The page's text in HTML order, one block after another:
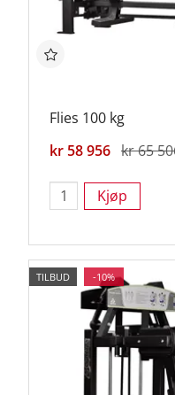
Flies 100 kg
kr 58 956 kr 65
Kjøp
TILBUD -10%